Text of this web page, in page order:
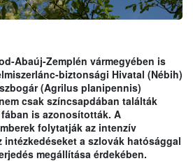
Abaúj-Zemplén vármegyében is
biztonsági Hivatal (Nébih)
(Agrilus planipennis)
csak színcsapdában találták
is azonosították. A
folytatják az intenzív
intézkedéseket a szlovák hatósággal
megállítása érdekében.